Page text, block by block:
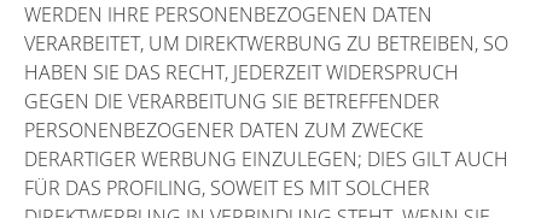
WERDEN IHRE PERSONENBEZOGENEN DATEN
VERARBEITET, UM DIREKTWERBUNG ZU BETREIBEN, SO
HABEN SIE DAS RECHT, JEDERZEIT WIDERSPRUCH
GEGEN DIE VERARBEITUNG SIE BETREFFENDER
PERSONENBEZOGENER DATEN ZUM ZWECKE
DERARTIGER WERBUNG EINZULEGEN; DIES GILT AUCH
FÜR DAS PROFILING, SOWEIT ES MIT SOLCHER